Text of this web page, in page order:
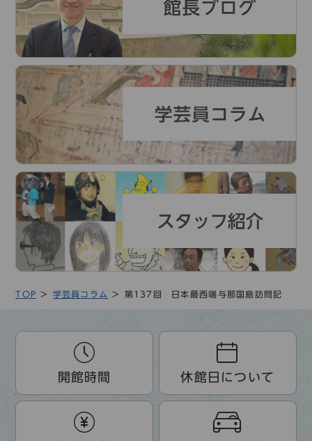
TOP 学芸員コラム 第137回 日本最西端与那国島訪問記
開館時間 休館日について